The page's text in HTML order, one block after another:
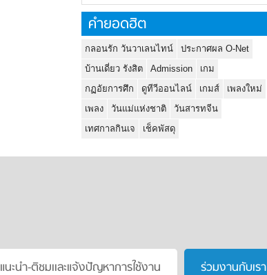
คำยอดฮิต
กลอนรัก วันวาเลนไทน์
ประกาศผล O-Net
บ้านเดี่ยว รังสิต
Admission
เกม
กฏอัยการศึก
ดูทีวีออนไลน์ เกมส์
เพลงใหม่
เพลง
วันแม่แห่งชาติ
วันสารทจีน
เทศกาลกินเจ
เช็คพัสดุ
แนะนำ-ติชมเเละแจ้งปัญหาการใช้งาน ร่วมงานกับเรา